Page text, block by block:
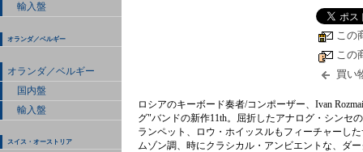
輸入盤
オランダ／ベルギー
オランダ／ベルギー
国内盤
輸入盤
スイス・オーストリア
この
この
買い
ロシアのキーボード奏者/コンポーザー、Ivan
グ"バンドの新作11th。屈折したアナログ・シンセ
ランペット、ロウ・ホイッスルもフィーチャーし
ムゾン調、時にクラシカル・アンビエントな、ダ